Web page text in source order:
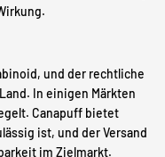
und der rechtliche
In einigen Märkten
Canapuff bietet
ist, und der Versand
im Zielmarkt.